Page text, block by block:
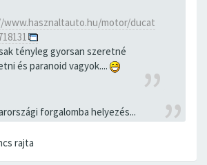
motor/ducat
tényleg gyorsan szeretné
és paranoid vagyok....
forgalomba helyezés...
rajta